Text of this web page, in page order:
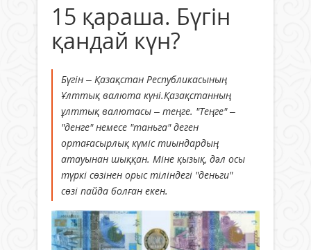
15 қараша. Бүгін
қандай күн?
Бүгін – Қазақстан Республикасының
Ұлттық валюта күні.Қазақстанның
ұлттық валютасы – теңге. "Теңге" –
"денге" немесе "таньга" деген
ортағасырлық күміс тиындардың
атауынан шыққан. Міне қызық, дәл осы
түркі сөзінен орыс тіліндегі "деньги"
сөзі пайда болған екен.